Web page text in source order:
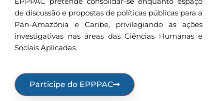
de discussão e propostas de políticas públicas para a
Pan-Amazônia e Caribe, privilegiando as ações
investigativas nas áreas das Ciências Humanas e
Sociais Aplicadas.
Participe do EPPPAC